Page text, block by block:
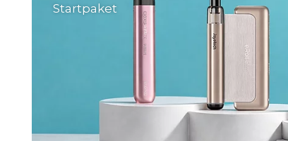
Startpaket